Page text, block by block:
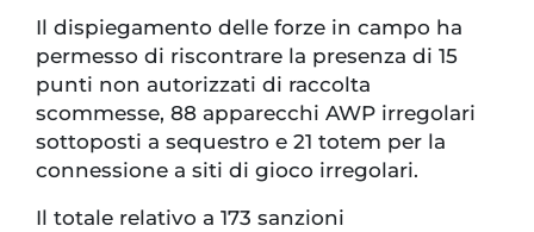
Il dispiegamento delle forze in campo ha
permesso di riscontrare la presenza di 15
punti non autorizzati di raccolta
scommesse, 88 apparecchi AWP irregolari
sottoposti a sequestro e 21 totem per la
connessione a siti di gioco irregolari.
Il totale relativo a 173 sanzioni